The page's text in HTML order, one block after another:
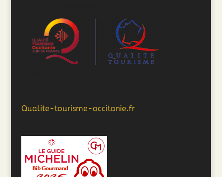
Qualite-tourisme-occitanie.fr